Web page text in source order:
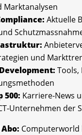
Marktanalysen
Aktuelle
und
500: Karriere-News
Unternehmen der
Computerworld